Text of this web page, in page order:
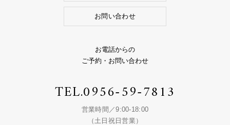
お問い合わせ
お電話からの
ご予約・お問い合わせ
TEL.0956-59-7813
営業時間／9:00-18:00
（土日祝日営業）